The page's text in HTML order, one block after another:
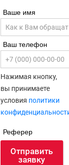
Ваше имя
Ваш телефон
Нажимая кнопку,
вы принимаете
условия политики
Реферер
Отправить
заявку